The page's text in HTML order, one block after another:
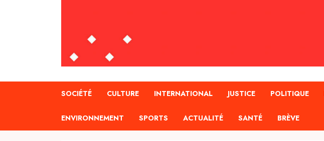
SOCIÉTÉ CULTURE INTERNATIONAL JUSTICE POLITIQUE
ENVIRONNEMENT SPORTS ACTUALITÉ SANTÉ BRÈVE